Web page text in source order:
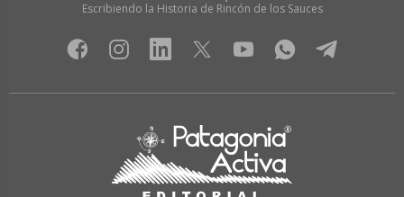
Escribiendo la Historia de Rincón de los Sauces